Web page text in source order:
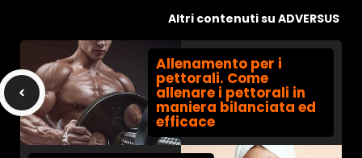
Altri contenuti su ADVERSUS
Allenamento per i
pettorali. Come
allenare i pettorali in
maniera bilanciata ed
efficace